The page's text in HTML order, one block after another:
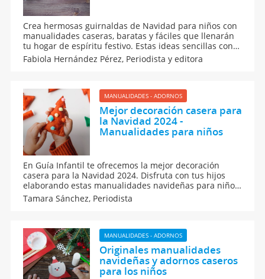
Crea hermosas guirnaldas de Navidad para niños con
manualidades caseras, baratas y fáciles que llenarán
tu hogar de espíritu festivo. Estas ideas sencillas con
materiales económicos como fieltro, botones, palos de
paleta y más, son perfectas para hacer en familia.
Fabiola Hernández Pérez, Periodista y editora
MANUALIDADES - ADORNOS
Mejor decoración casera para
la Navidad 2024 -
Manualidades para niños
En Guía Infantil te ofrecemos la mejor decoración
casera para la Navidad 2024. Disfruta con tus hijos
elaborando estas manualidades navideñas para niños
sencillas y muy originales. Tendencias 2024 de
adornos DIY con distintos materiales para decorar el
Tamara Sánchez, Periodista
MANUALIDADES - ADORNOS
Originales manualidades
navideñas y adornos caseros
para los niños